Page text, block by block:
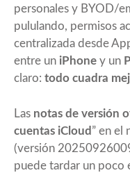
personales y BYOD/
pululando, permisos
centralizada desde
entre un iPhone y un
claro: todo cuadra
Las notas de versión
cuentas iCloud ” en el
(versión
puede tardar un poco